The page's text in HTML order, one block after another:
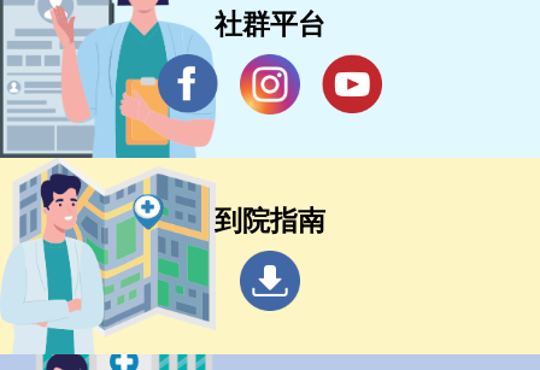
社群平台
到院指南